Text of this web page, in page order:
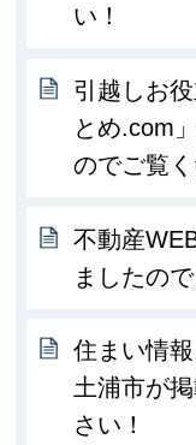
い！
引越しお
とめ.com
のでご覧く
不動産
ましたの
住まい情
土浦市が
さい！